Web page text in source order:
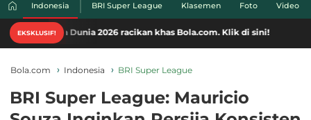
Indonesia BRI Super League Klasemen Foto Video
EKSKLUSIF!
2026 racikan khas Bola.com. Klik di sini!
Bola.com Indonesia BRI Super League
BRI Super League: Mauricio